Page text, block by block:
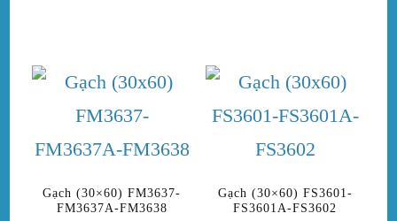
Gạch (30×60) FM3637-
FM3637A-FM3638
Gạch (30×60) FS3601-
FS3601A-FS3602